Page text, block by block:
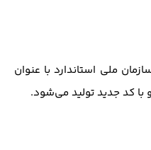
ملی استاندارد با عنوان
با کد جدید تولید می‌شود.